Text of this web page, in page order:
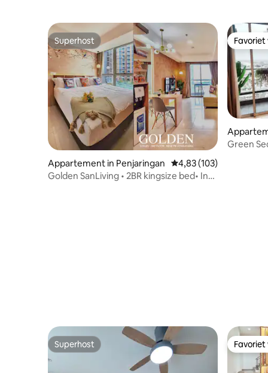
Superhost
Superhost
Appartement in Penjaringan Gemiddelde
4,83 (103)
Golden SanLiving • 2BR kingsize bed• In
Green
Superhost
Superhost